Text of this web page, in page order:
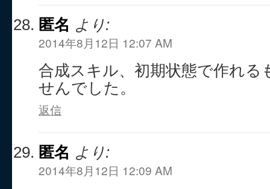
匿名 より:
2014年8月12日 12:07 AM
合成スキル、初期状態で作れる
せんでした。
返信
匿名 より:
2014年8月12日 12:09 AM